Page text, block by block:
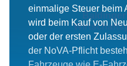
einmalige Steuer beim
wird beim Kauf von
oder der ersten
der NoVA-PflichtFerrogasse
T+43 1